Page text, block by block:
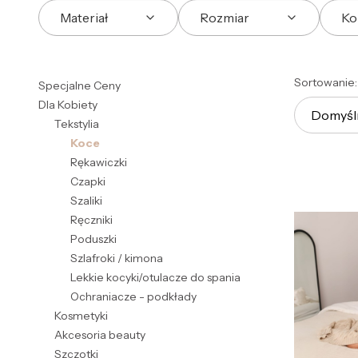
Materiał Rozmiar
Specjalne Ceny
Dla Kobiety
Tekstylia
Koce
Rękawiczki
Czapki
Szaliki
Ręczniki
Poduszki
Szlafroki / kimona
Lekkie kocyki/otulacze do spania
Ochraniacze - podkłady
Kosmetyki
Akcesoria beauty
Szczotki
Lista
Sortowanie: